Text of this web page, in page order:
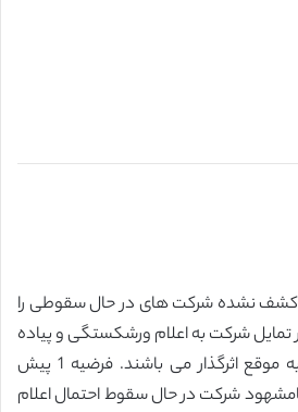
کشف نشده شرکت های در حال سقوطی را
تمایل شرکت به اعلام ورشکستگی و پیاده
سازی سازماندهی مجدد به موقع اثرگذار می باشند. فرضیه 1 پیش
شرکت در حال سقوط احتمال اعلام